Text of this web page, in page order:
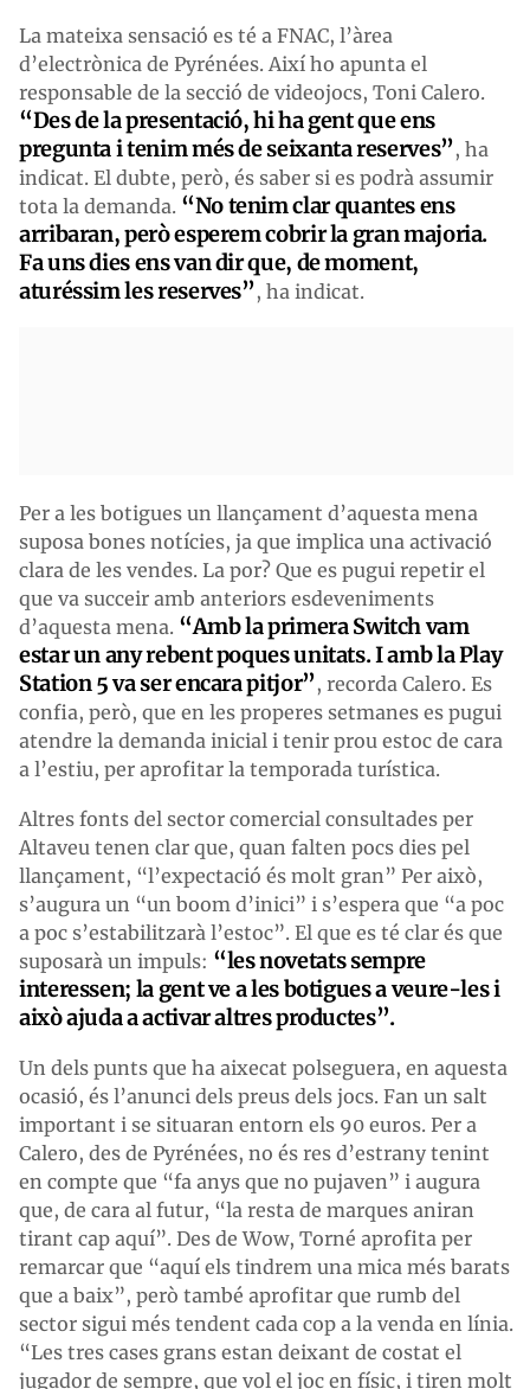
La mateixa sensació es té a FNAC, l’àrea
d’electrònica de Pyrénées. Així ho apunta el
responsable de la secció de videojocs, Toni Calero.
“Des de la presentació, hi ha gent que ens
pregunta i tenim més de seixanta reserves”, ha
indicat. El dubte, però, és saber si es podrà assumir
tota la demanda. “No tenim clar quantes ens
arribaran, però esperem cobrir la gran majoria.
Fa uns dies ens van dir que, de moment,
aturéssim les reserves”, ha indicat.
Per a les botigues un llançament d’aquesta mena
suposa bones notícies, ja que implica una activació
clara de les vendes. La por? Que es pugui repetir el
que va succeir amb anteriors esdeveniments
d’aquesta mena. “Amb la primera Switch vam
estar un any rebent poques unitats. I amb la Play
Station 5 va ser encara pitjor”, recorda Calero. Es
confia, però, que en les properes setmanes es pugui
atendre la demanda inicial i tenir prou estoc de cara
a l’estiu, per aprofitar la temporada turística.
Altres fonts del sector comercial consultades per
Altaveu tenen clar que, quan falten pocs dies pel
llançament, “l’expectació és molt gran” Per això,
s’augura un “un boom d’inici” i s’espera que “a poc
a poc s’estabilitzarà l’estoc”. El que es té clar és que
suposarà un impuls: “les novetats sempre
interessen; la gent ve a les botigues a veure-les i
això ajuda a activar altres productes”.
Un dels punts que ha aixecat polseguera, en aquesta
ocasió, és l’anunci dels preus dels jocs. Fan un salt
important i se situaran entorn els 90 euros. Per a
Calero, des de Pyrénées, no és res d’estrany tenint
en compte que “fa anys que no pujaven” i augura
que, de cara al futur, “la resta de marques aniran
tirant cap aquí”. Des de Wow, Torné aprofita per
remarcar que “aquí els tindrem una mica més barats
que a baix”, però també aprofitar que rumb del
sector sigui més tendent cada cop a la venda en línia.
“Les tres cases grans estan deixant de costat el
jugador de sempre, que vol el joc en físic, i tiren molt